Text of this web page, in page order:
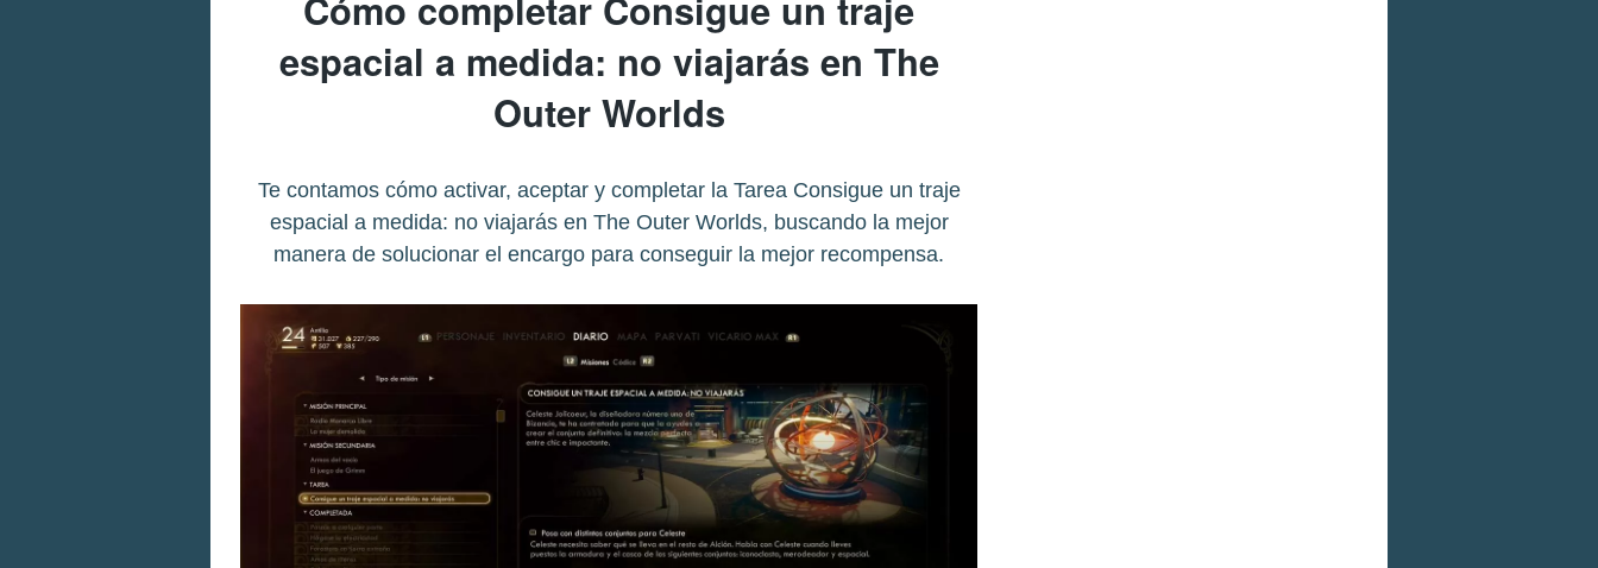
espacial a medida: no viajarás en The
Outer Worlds
Te contamos cómo activar, aceptar y completar la Tarea Consigue un traje
espacial a medida: no viajarás en The Outer Worlds, buscando la mejor
manera de solucionar el encargo para conseguir la mejor recompensa.